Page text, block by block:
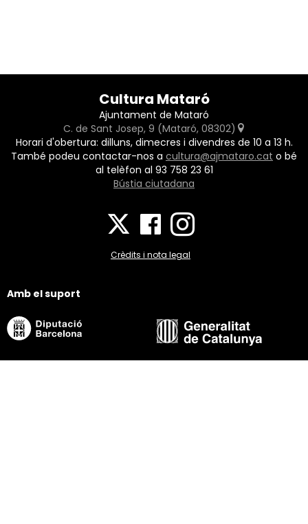
Cultura Mataró
Ajuntament de Mataró
C. de Sant Josep, 9 (Mataró, 08302)
Horari d'obertura: dilluns, dimecres i divendres de 10 a 13 h.
També podeu contactar-nos a cultura@ajmataro.cat o bé
al telèfon al 93 758 23 61
Bústia ciutadana
Crèdits i nota legal
Amb el suport